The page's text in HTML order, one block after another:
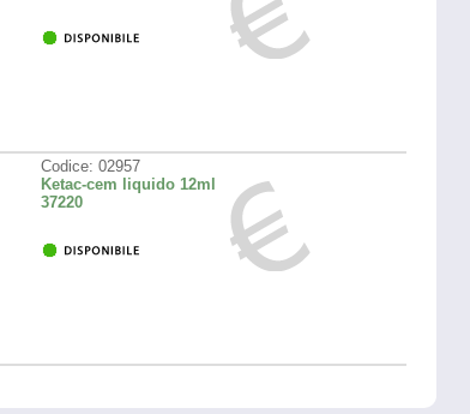
Codice: 02957
Ketac-cem liquido 12ml
37220